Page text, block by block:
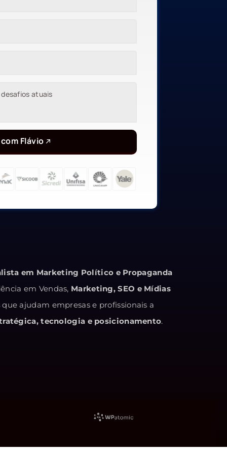
Flávio
em Marketing Político e Propaganda
em Vendas, Marketing, SEO e Mídias
ajudam empresas e profissionais a
tecnologia e posicionamento.